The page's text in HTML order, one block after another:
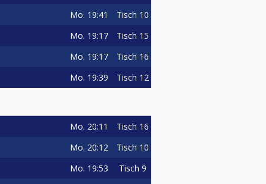
Mo. 19:41 Tisch 10
Mo. 19:17 Tisch 15
Mo. 19:17 Tisch 16
Mo. 19:39 Tisch 12
Mo. 20:11 Tisch 16
Mo. 20:12 Tisch 10
Mo. 19:53 Tisch 9